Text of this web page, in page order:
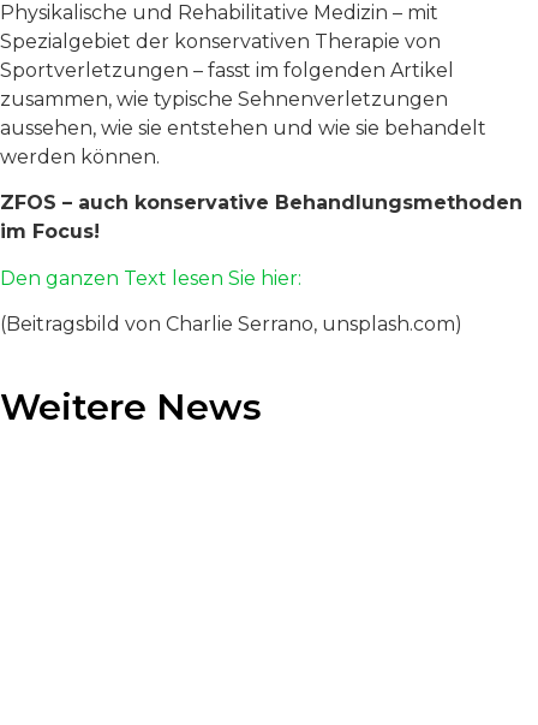
Physikalische und Rehabilitative Medizin – mit
Spezialgebiet der konservativen Therapie von
Sportverletzungen – fasst im folgenden Artikel
zusammen, wie typische Sehnenverletzungen
aussehen, wie sie entstehen und wie sie behandelt
werden können.
ZFOS – auch konservative Behandlungsmethoden
im Focus!
Den ganzen Text lesen Sie hier:
(Beitragsbild von Charlie Serrano, unsplash.com)
Weitere News